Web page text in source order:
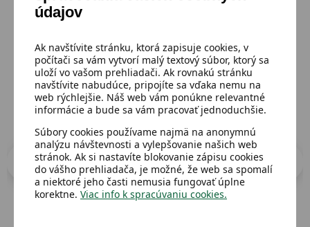
údajov
Ak navštívite stránku, ktorá zapisuje cookies, v
počítači sa vám vytvorí malý textový súbor, ktorý sa
uloží vo vašom prehliadači. Ak rovnakú stránku
navštívite nabudúce, pripojíte sa vďaka nemu na
web rýchlejšie. Náš web vám ponúkne relevantné
informácie a bude sa vám pracovať jednoduchšie.
Súbory cookies používame najmä na anonymnú
analýzu návštevnosti a vylepšovanie našich web
stránok. Ak si nastavíte blokovanie zápisu cookies
do vášho prehliadača, je možné, že web sa spomalí
a niektoré jeho časti nemusia fungovať úplne
korektne. Viac info k spracúvaniu cookies.